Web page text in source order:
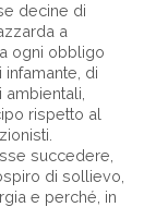
decine di
a
ogni obbligo
infamante, di
rispetto al
succedere,
di sollievo,
e perché, in